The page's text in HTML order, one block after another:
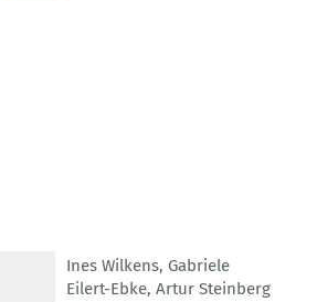
Ines Wilkens, Gabriele
Eilert-Ebke, Artur Steinberg